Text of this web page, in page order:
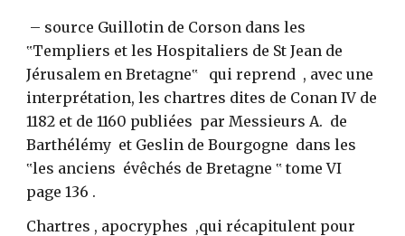
‟Templiers et les Hospitaliers de St Jean de
Jérusalem en Bretagne‟   qui reprend  , avec une
interprétation, les chartres dites de Conan IV de
1182 et de 1160 publiées  par Messieurs A.  de
Barthélémy  et Geslin de Bourgogne  dans les
‟les anciens  évêchés de Bretagne ‟ tome VI
page 136 .
Chartres , apocryphes  ,qui récapitulent pour